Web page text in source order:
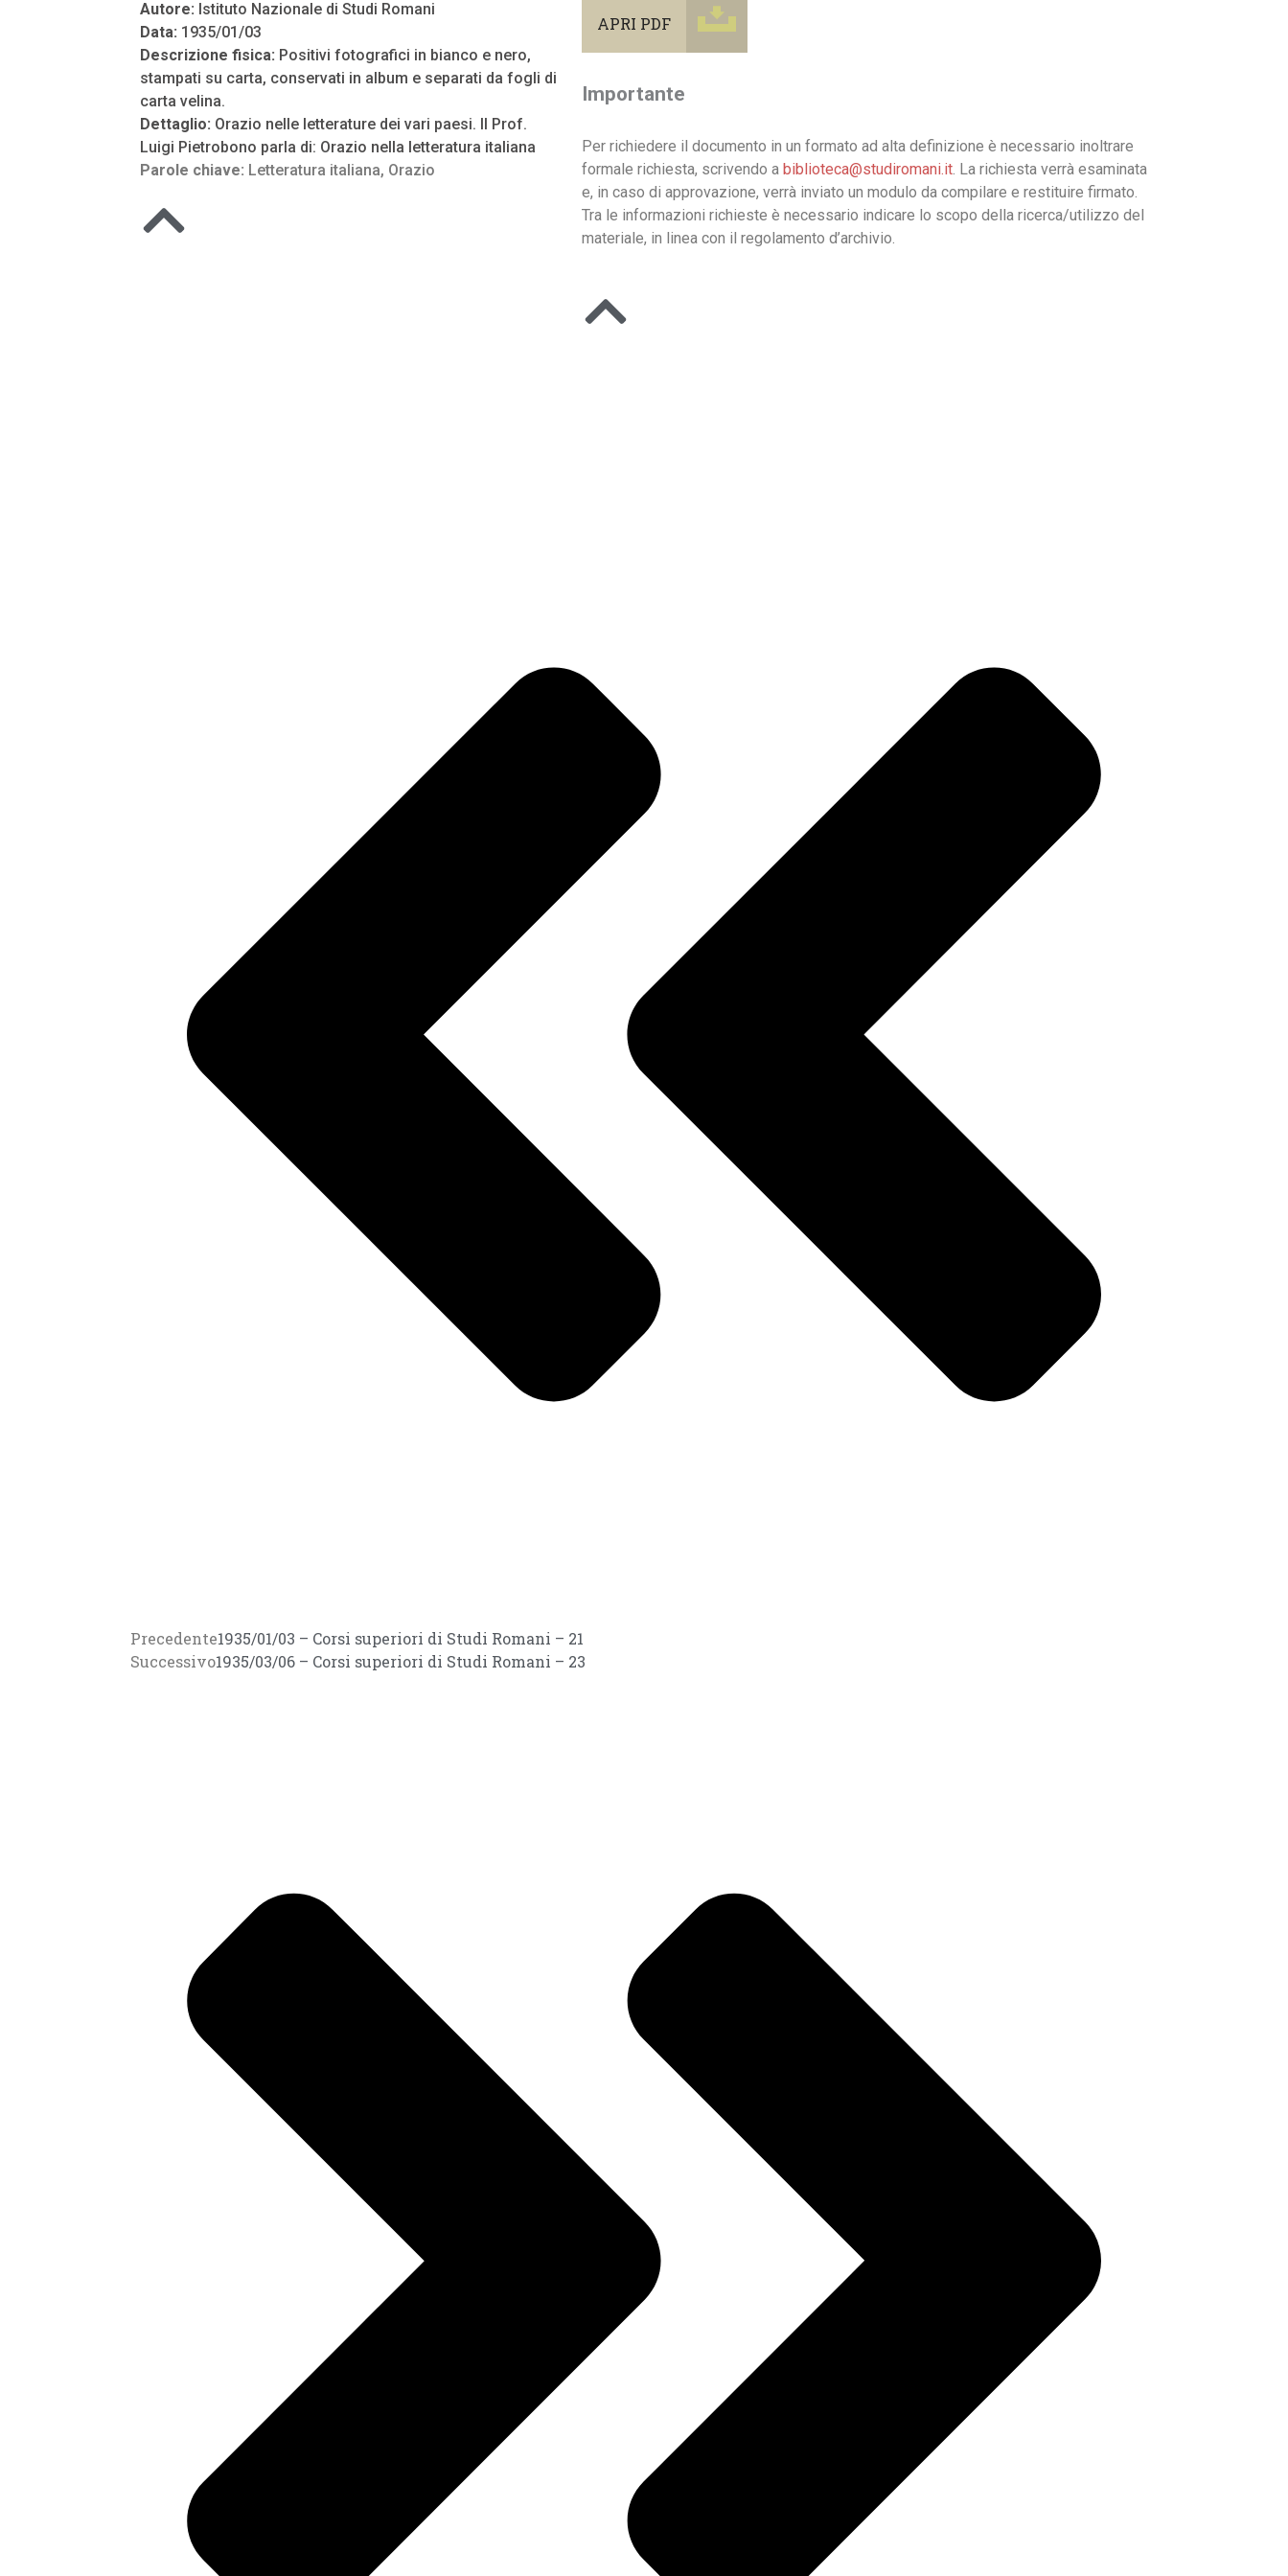
Autore: Istituto Nazionale di Studi Romani
Data: 1935/01/03
Descrizione fisica: Positivi fotografici in bianco e nero,
stampati su carta, conservati in album e separati da fogli di
carta velina.
Dettaglio: Orazio nelle letterature dei vari paesi. Il Prof.
Luigi Pietrobono parla di: Orazio nella letteratura italiana
Parole chiave: Letteratura italiana, Orazio
APRI PDF
Importante
Per richiedere il documento in un formato ad alta definizione è necessario inoltrare
formale richiesta, scrivendo a biblioteca@studiromani.it. La richiesta verrà esaminata
e, in caso di approvazione, verrà inviato un modulo da compilare e restituire firmato.
Tra le informazioni richieste è necessario indicare lo scopo della ricerca/utilizzo del
materiale, in linea con il regolamento d’archivio.
Precedente1935/01/03 – Corsi superiori di Studi Romani – 21
Successivo1935/03/06 – Corsi superiori di Studi Romani – 23